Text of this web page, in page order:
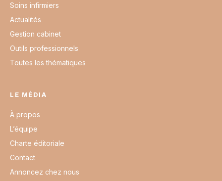
Soins infirmiers
Actualités
Gestion cabinet
Outils professionnels
Toutes les thématiques
LE MÉDIA
À propos
L’équipe
Charte éditoriale
Contact
Annoncez chez nous